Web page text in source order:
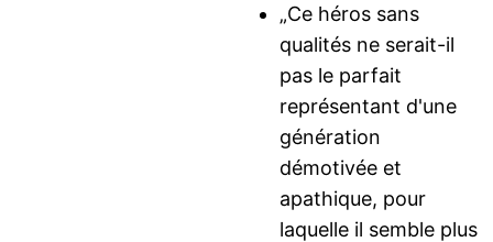
„Ce héros sans
qualités ne serait-il
pas le parfait
représentant d'une
génération
démotivée et
apathique, pour
laquelle il semble plus